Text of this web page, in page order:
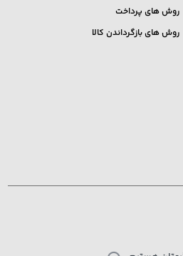
روش های پرداخت
روش های بازگرداندن کالا